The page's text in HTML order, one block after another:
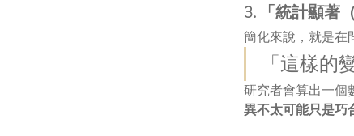
3. 「統計顯著
簡化來說，就是在
「這樣的
研究者會算出一個
異不太可能只是巧